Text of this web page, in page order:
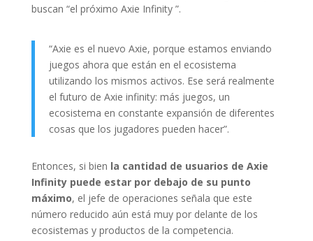
buscan “el próximo Axie Infinity ”.
“Axie es el nuevo Axie, porque estamos enviando
juegos ahora que están en el ecosistema
utilizando los mismos activos. Ese será realmente
el futuro de Axie infinity: más juegos, un
ecosistema en constante expansión de diferentes
cosas que los jugadores pueden hacer”.
Entonces, si bien la cantidad de usuarios de Axie
Infinity puede estar por debajo de su punto
máximo, el jefe de operaciones señala que este
número reducido aún está muy por delante de los
ecosistemas y productos de la competencia.